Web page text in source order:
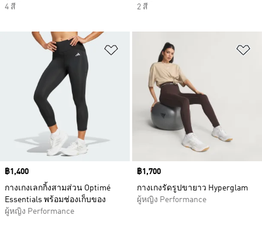
4 สี
2 สี
เพิ่มไปยังรายการสินค้าโปรด
Price
฿1,400
กางเกงเลกกิ้งสามส่วน Optimé
Essentials พร้อมช่องเก็บของ
ผู้หญิง Performance
Price
฿1,700
กางเกงรัดรูปขายาว Hyperglam
ผู้หญิง Performance